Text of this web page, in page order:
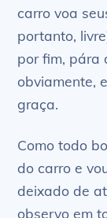
carro voa
portanto,
por fim, pára
obviamente,
graça.
Como todo
do carro e
deixado de
observo em